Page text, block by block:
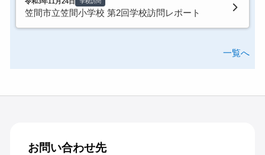
笠間市立笠間小学校 第2回学校訪問レポート
一覧へ
お問い合わせ先